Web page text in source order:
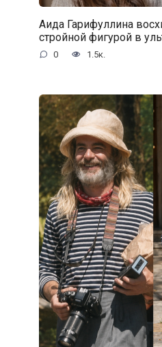
Аида Гарифуллина
стройной фигурой в
0 1.5к.